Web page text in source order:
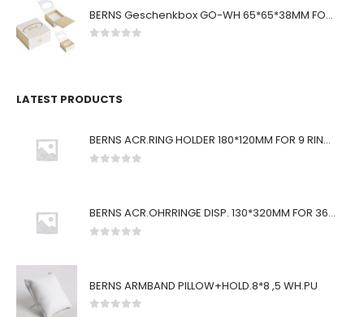
BERNS Geschenkbox GO-WH 65*65*38MM FOR SMALL SETS
LATEST PRODUCTS
BERNS ACR.RING HOLDER 180*120MM FOR 9 RINGS
BERNS ACR.OHRRINGE DISP. 130*320MM FOR 36 PAIRS
BERNS ARMBAND PILLOW+HOLD.8*8 ,5 WH.PU